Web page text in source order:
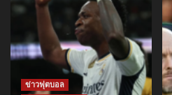
ข่าวฟุตบอล